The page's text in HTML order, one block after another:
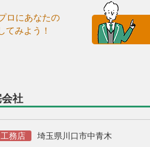
ロにあなたの
てみよう！
社
工務店 埼玉県川口市中青木